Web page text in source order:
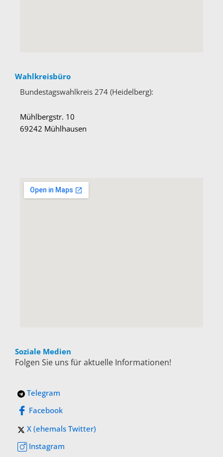
Wahlkreisbüro
Bundestagswahlkreis 274 (Heidelberg):
Mühlbergstr. 10
69242 Mühlhausen
Soziale Medien
Folgen Sie uns für aktuelle Informationen!
Telegram
Facebook
X (ehemals Twitter)
Instagram